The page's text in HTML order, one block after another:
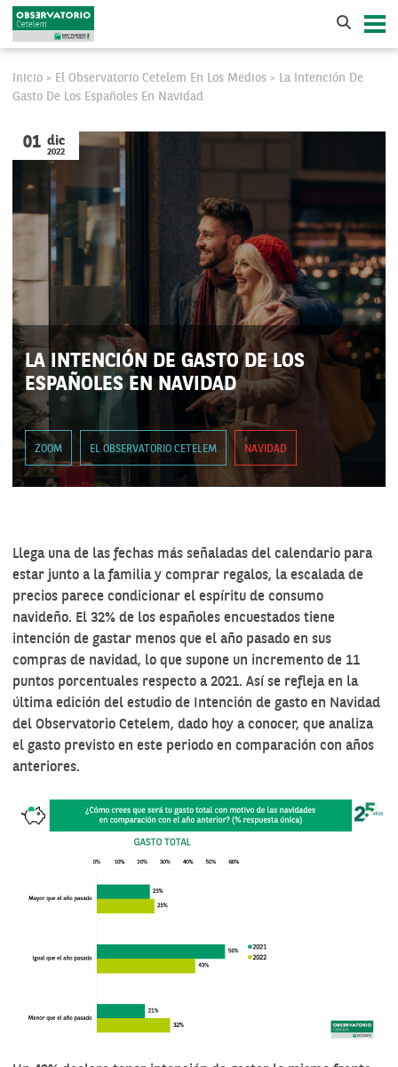
Inicio > El Observatorio Cetelem En Los Medios >
La Intención De
Gasto De Los Españoles En Navidad
LA INTENCIÓN DE GASTO DE LOS
ESPAÑOLES EN NAVIDAD
ZOOM EL OBSERVATORIO CETELEM NAVIDAD
01 dic
2022
Llega una de las fechas más señaladas del calendario para
estar junto a la familia y comprar regalos, la escalada de
precios parece condicionar el espíritu de consumo
navideño. El 32% de los españoles encuestados tiene
intención de gastar menos que el año pasado en sus
compras de navidad, lo que supone un incremento de 11
puntos porcentuales respecto a 2021. Así se refleja en la
última edición del estudio de Intención de gasto en Navidad
del Observatorio Cetelem, dado hoy a conocer, que analiza
el gasto previsto en este periodo en comparación con años
anteriores.